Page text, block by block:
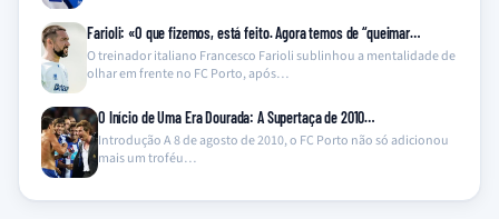
Farioli: «O que fizemos, está feito. Agora temos de “queimar…
O treinador italiano Francesco Farioli sublinhou a mentalidade de
olhar em frente no FC Porto, após…
O Início de Uma Era Dourada: A Supertaça de 2010…
Introdução A 8 de agosto de 2010, o FC Porto não só adicionou
mais um troféu…